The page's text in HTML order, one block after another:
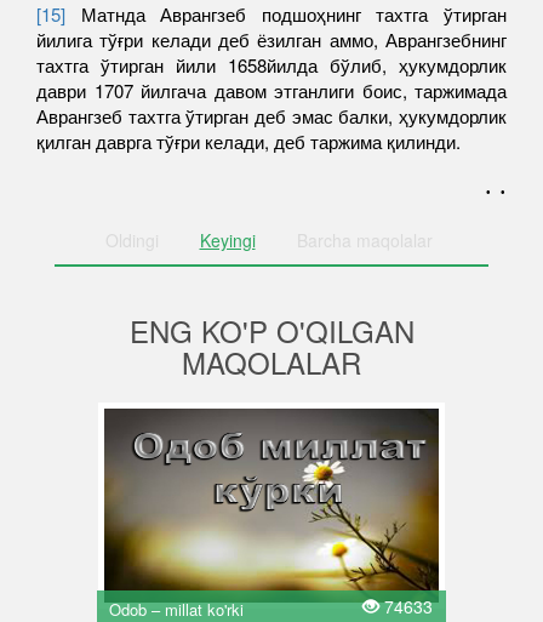
[15] Матнда Аврангзеб подшоҳнинг тахтга ўтирган
йилига тўғри келади деб ёзилган аммо, Аврангзебнинг
тахтга ўтирган йили 1658йилда бўлиб, ҳукумдорлик
даври 1707 йилгача давом этганлиги боис, таржимада
Аврангзеб тахтга ўтирган деб эмас балки, ҳукумдорлик
қилган даврга тўғри келади, деб таржима қилинди.
. .
Oldingi Keyingi Barcha maqolalar
ENG KO'P O'QILGAN
MAQOLALAR
Odob – millat ko'rki 74633